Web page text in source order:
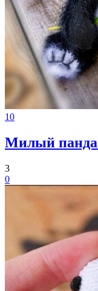
10
Милый панда
3
0